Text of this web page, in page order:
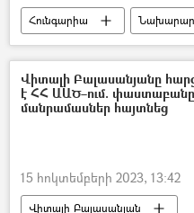
Հունգարիա
Նախարար
Եվրամիություն
Կրեմլ
Վիտալի Բալասանյանը
է ՀՀ ԱԱԾ–ում. փաստաբանը
մանրամասներ հայտնեց
15 հոկտեմբերի 2023, 13:42
Վիտալի Բալասանյան